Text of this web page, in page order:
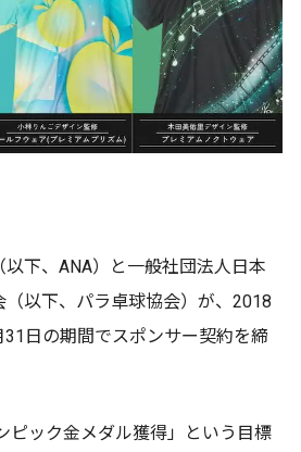
下、ANA）と一般社団法人日本
以下、パラ卓球協会）が、2018
日の期間でスポンサー契約を締
ピック金メダル獲得」という目標